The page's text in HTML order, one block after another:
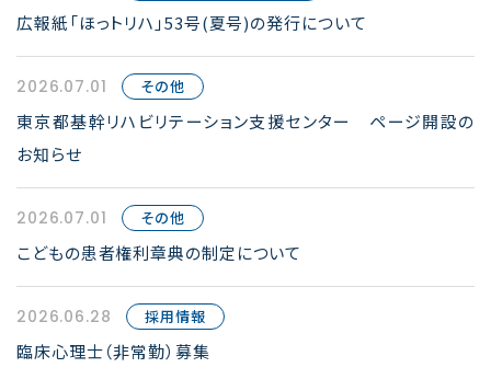
広報紙「ほっトリハ」53号(夏号)の発行について
2026.07.01 その他
東京都基幹リハビリテーション支援センター ページ開設の
お知らせ
2026.07.01 その他
こどもの患者権利章典の制定について
2026.06.28 採用情報
臨床心理士（非常勤）募集